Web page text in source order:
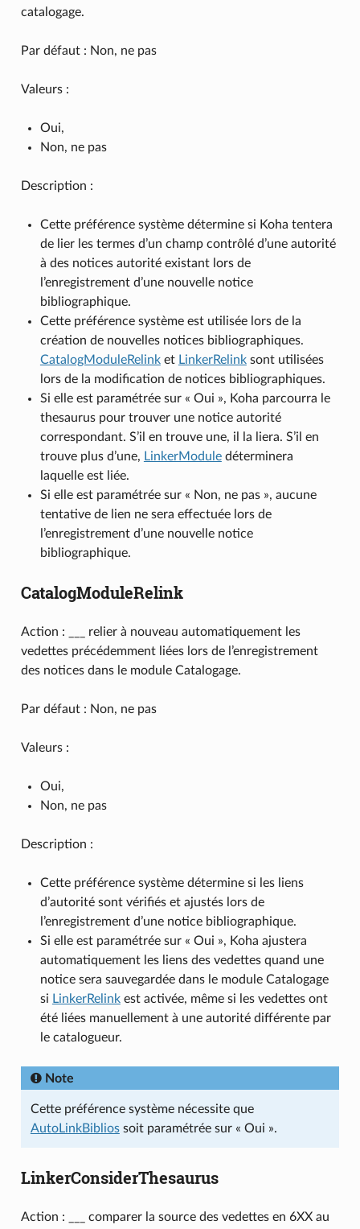
catalogage.
Par défaut : Non, ne pas
Valeurs :
Oui,
Non, ne pas
Description :
Cette préférence système détermine si Koha tentera
de lier les termes d’un champ contrôlé d’une autorité
à des notices autorité existant lors de
l’enregistrement d’une nouvelle notice
bibliographique.
Cette préférence système est utilisée lors de la
création de nouvelles notices bibliographiques.
CatalogModuleRelinket LinkerRelinksont utilisées
lors de la modification de notices bibliographiques.
Si elle est paramétrée sur « Oui », Koha parcourra le
thesaurus pour trouver une notice autorité
correspondant. S’il en trouve une, il la liera. S’il en
trouve plus d’une, LinkerModuledéterminera
laquelle est liée.
Si elle est paramétrée sur « Non, ne pas », aucune
tentative de lien ne sera effectuée lors de
l’enregistrement d’une nouvelle notice
bibliographique.
CatalogModuleRelink
Action : ___ relier à nouveau automatiquement les
vedettes précédemment liées lors de l’enregistrement
des notices dans le module Catalogage.
Par défaut : Non, ne pas
Valeurs :
Oui,
Non, ne pas
Description :
Cette préférence système détermine si les liens
d’autorité sont vérifiés et ajustés lors de
l’enregistrement d’une notice bibliographique.
Si elle est paramétrée sur « Oui », Koha ajustera
automatiquement les liens des vedettes quand une
notice sera sauvegardée dans le module Catalogage
si LinkerRelinkest activée, même si les vedettes ont
été liées manuellement à une autorité différente par
le catalogueur.
Note
Cette préférence système nécessite que
AutoLinkBibliossoit paramétrée sur « Oui ».
LinkerConsiderThesaurus
Action : ___ comparer la source des vedettes en 6XX au